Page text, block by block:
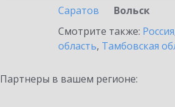
Саратов
Вольск
Смотрите также: Россия
область, Тамбовская
Партнеры в вашем регионе: